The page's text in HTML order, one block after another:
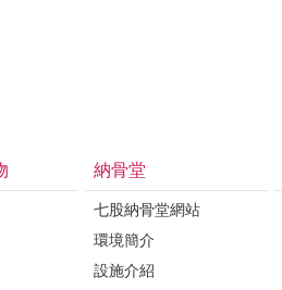
納骨堂
七股納骨堂網站
環境簡介
設施介紹